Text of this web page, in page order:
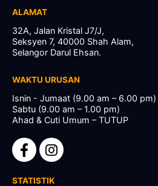
ALAMAT
32A, Jalan Kristal J7/J,
Seksyen 7, 40000 Shah Alam,
Selangor Darul Ehsan.
WAKTU URUSAN
Isnin - Jumaat (9.00 am – 6.00 pm)
Sabtu (9.00 am – 1.00 pm)
Ahad & Cuti Umum – TUTUP
STATISTIK